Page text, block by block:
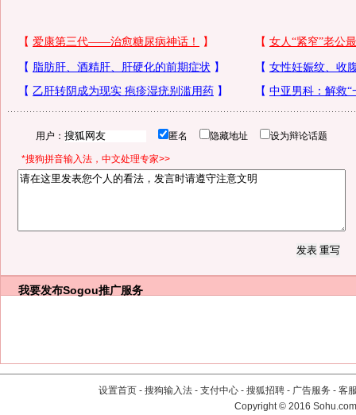
用户： 匿名 隐藏地址 设为辩论话题
*搜狗拼音输入法，中文处理专家>>
我要发布Sogou推广服务
设置首页 - 搜狗输入法 - 支付中心 - 搜狐招聘 - 广告服务 - 客
Copyright©2016